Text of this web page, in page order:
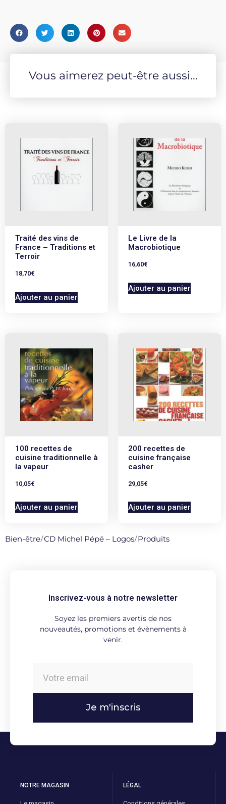
Vous aimerez peut-être aussi...
Traité des vins de
France – Traditions et
Terroir
18,70€
Ajouter au panier
Le Livre de la
Macrobiotique
16,60€
Ajouter au panier
100 recettes de
cuisine traditionnelle à
la vapeur
10,05€
Ajouter au panier
200 recettes de
cuisine française
casher
29,05€
Ajouter au panier
Bien-être/CD Michel Pépé – Logos/Produits
Inscrivez-vous à notre newsletter
Soyez les premiers avertis de nos
nouveautés, promotions et évènements à
venir.
Je m'inscris
NOTRE MAGASIN LÉGAL